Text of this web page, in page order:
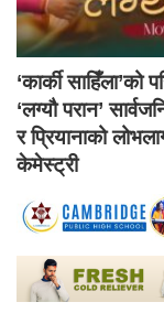
‘कार्की साहिँला’को
‘लग्यौ परान’
र प्रियानाको
केमेस्ट्री